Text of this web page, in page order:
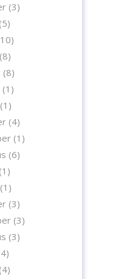
(3)
(5)
(8)
(8)
(1)
(4)
(1)
(6)
(1)
(3)
(3)
(3)
(4)